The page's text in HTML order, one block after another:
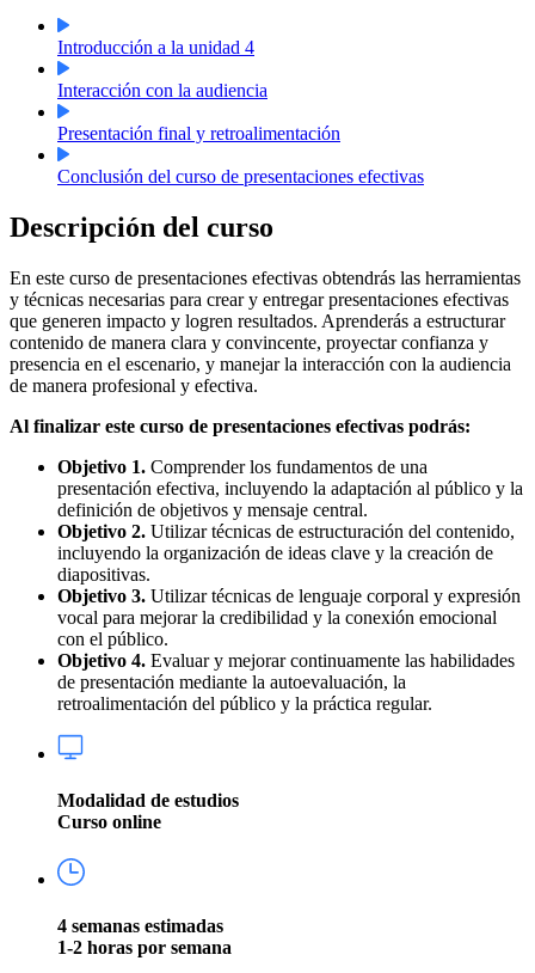
Introducción a la unidad 4
Interacción con la audiencia
Presentación final y retroalimentación
Conclusión del curso de presentaciones efectivas
Descripción del curso
En este curso de presentaciones efectivas obtendrás las herramientas
y técnicas necesarias para crear y entregar presentaciones efectivas
que generen impacto y logren resultados. Aprenderás a estructurar
contenido de manera clara y convincente, proyectar confianza y
presencia en el escenario, y manejar la interacción con la audiencia
de manera profesional y efectiva.
Al finalizar este curso de presentaciones efectivas podrás:
Objetivo 1. Comprender los fundamentos de una
presentación efectiva, incluyendo la adaptación al público y la
definición de objetivos y mensaje central.
Objetivo 2. Utilizar técnicas de estructuración del contenido,
incluyendo la organización de ideas clave y la creación de
diapositivas.
Objetivo 3. Utilizar técnicas de lenguaje corporal y expresión
vocal para mejorar la credibilidad y la conexión emocional
con el público.
Objetivo 4. Evaluar y mejorar continuamente las habilidades
de presentación mediante la autoevaluación, la
retroalimentación del público y la práctica regular.
Modalidad de estudios
Curso online
4 semanas estimadas
1-2 horas por semana